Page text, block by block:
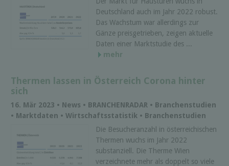
Deutschland auch im Jahr 2022 robust.
Das Wachstum war allerdings zur
Gänze preisgetrieben, zeigen aktuelle
Daten einer Marktstudie des ...
mehr
Thermen lassen in Österreich Corona hinter
sich
16. Mär 2023 • News • BRANCHENRADAR • Branchenstudien
• Marktdaten • Wirtschaftsstatistik • Branchenstudien
Die Besucheranzahl in österreichischen
Thermen wuchs im Jahr 2022
substanziell. Die Therme Wien
verzeichnete mehr als doppelt so viele